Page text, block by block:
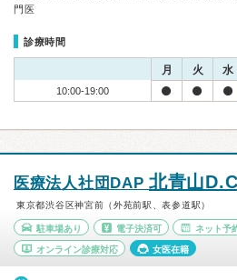
門医
診療時間
月 火 水
10:00-19:00
医療法人社団DAP 北青山
東京都渋谷区神宮前（外苑前駅、表参道駅）
駐車場あり 電子決済可 ネット予
オンライン診療対応 女医在籍